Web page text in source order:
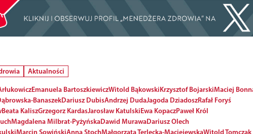
Aktualności
Emanuela BartoszkiewiczWitold BąkowskiKrzysztof BojarskiMaciej
BanaszekDariusz DubisAndrzej DudaJagoda DziadoszRafał Foryś
Beata KaliszGrzegorz KardasJarosław KatulskiEwa KopaczPaweł Król
Magdalena Milbrat-PyżyńskaDawid MurawaDariusz Olech
Marcin SowińskiAnna StochMałgorzata Terlecka-MaciejewskaWitold Tomczak